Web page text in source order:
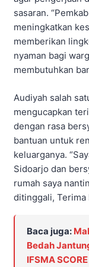
sasaran.
meningkatkan
memberikan
nyaman bagi
membutuhkan
Audiyah salah
mengucapkan
dengan rasa
bantuan untuk
keluarganya.
Sidoarjo dan
rumah saya
ditinggali, Terima
Baca juga:
Bedah
IFSMA SCORE